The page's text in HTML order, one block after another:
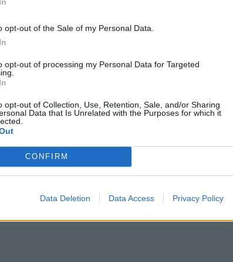
opt-out of the Sale of my Personal Data.
opt-out of processing my Personal Data for Targeted
opt-out of Collection, Use, Retention, Sale, and/or Sharing
Data that Is Unrelated with the Purposes for which it
CONFIRM
Data Deletion Data Access Privacy Policy
planai
adipisicing elit. Asperiores
vitae veritatis repellendus, ad
corrupti sit non error illum
maxime.